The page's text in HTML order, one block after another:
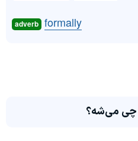
adverb formally